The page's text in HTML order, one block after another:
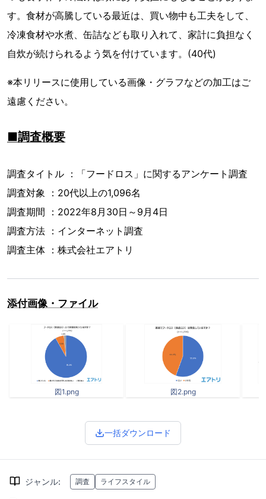
す。食材が高騰している最近は、買い物中も工夫をして、
冷凍食材や水煮、缶詰なども取り入れて、家計に負担なく
自炊が続けられるよう気を付けています。(40代)
※本リリースに使用している画像・グラフなどの加工はご
遠慮ください。
■調査概要
調査タイトル ：「フードロス」に関するアンケート調査
調査対象 ：20代以上の1,096名
調査期間 ：2022年8月30日～9月4日
調査方法 ：インターネット調査
調査主体 ：株式会社エアトリ
添付画像・ファイル
図1.png 図2.png
一括ダウンロード
ジャンル: 調査 ライフスタイル